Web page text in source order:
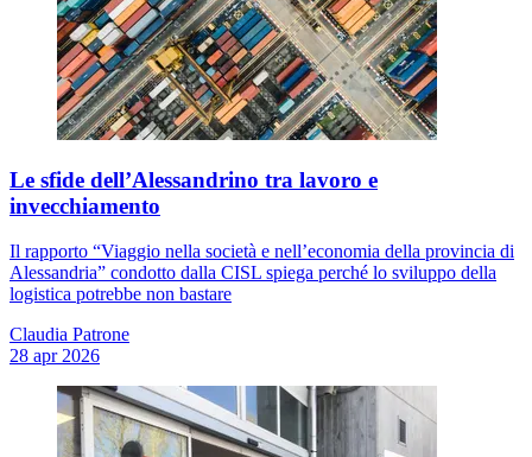
Le sfide dell’Alessandrino tra lavoro e
invecchiamento
Il rapporto “Viaggio nella società e nell’economia della provincia di
Alessandria” condotto dalla CISL spiega perché lo sviluppo della
logistica potrebbe non bastare
Claudia Patrone
28 apr 2026